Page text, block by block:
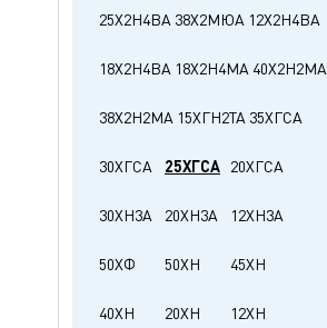
25Х2Н4ВА 38Х2МЮА 12Х2Н4ВА
18Х2Н4ВА 18Х2Н4МА 40Х2Н2МА
38Х2Н2МА 15ХГН2ТА 35ХГСА
30ХГСА 25ХГСА 20ХГСА
30ХН3А 20ХН3А 12ХН3А
50ХФ 50ХН 45ХН
40ХН 20ХН 12ХН